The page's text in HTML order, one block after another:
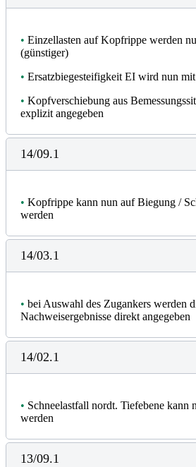
• Einzellasten auf Kopfrippe werden
(günstiger)
• Ersatzbiegesteifigkeit EI wird nun mit
• Kopfverschiebung aus
explizit angegeben
14/09.1
• Kopfrippe kann nun auf Biegung /
werden
14/03.1
• bei Auswahl des Zugankers werden
Nachweisergebnisse direkt angegeben
14/02.1
• Schneelastfall nordt. Tiefebene kann
werden
13/09.1